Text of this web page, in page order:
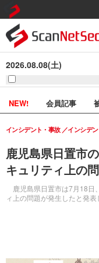
2026.08.08(土)
NEW! 会員記事
鹿児島県日置市
キュリティ上の
鹿児島県日置市は7月18日
ィ上の問題が発生したと発表
インシデント・事故 インシデ